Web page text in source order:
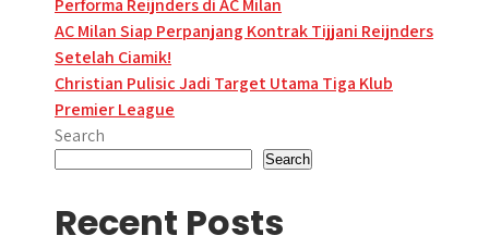
Performa Reijnders di AC Milan
Post
navigation
AC Milan Siap Perpanjang Kontrak Tijjani Reijnders
Setelah Ciamik!
Christian Pulisic Jadi Target Utama Tiga Klub
Premier League
Search
Search
Recent Posts